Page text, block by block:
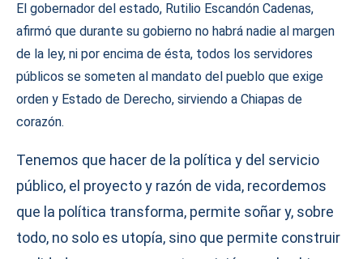
El gobernador del estado, Rutilio Escandón Cadenas,
afirmó que durante su gobierno no habrá nadie al margen
de la ley, ni por encima de ésta, todos los servidores
públicos se someten al mandato del pueblo que exige
orden y Estado de Derecho, sirviendo a Chiapas de
corazón.
Tenemos que hacer de la política y del servicio
público, el proyecto y razón de vida, recordemos
que la política transforma, permite soñar y, sobre
todo, no solo es utopía, sino que permite construir